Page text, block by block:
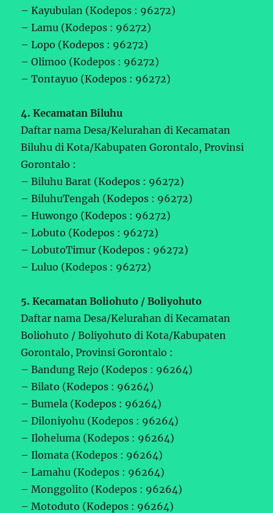
– Kayubulan (Kodepos : 96272)
– Lamu (Kodepos : 96272)
– Lopo (Kodepos : 96272)
– Olimoo (Kodepos : 96272)
– Tontayuo (Kodepos : 96272)
4. Kecamatan Biluhu
Daftar nama Desa/Kelurahan di Kecamatan
Biluhu di Kota/Kabupaten Gorontalo, Provinsi
Gorontalo :
– Biluhu Barat (Kodepos : 96272)
– BiluhuTengah (Kodepos : 96272)
– Huwongo (Kodepos : 96272)
– Lobuto (Kodepos : 96272)
– LobutoTimur (Kodepos : 96272)
– Luluo (Kodepos : 96272)
5. Kecamatan Boliohuto / Boliyohuto
Daftar nama Desa/Kelurahan di Kecamatan
Boliohuto / Boliyohuto di Kota/Kabupaten
Gorontalo, Provinsi Gorontalo :
– Bandung Rejo (Kodepos : 96264)
– Bilato (Kodepos : 96264)
– Bumela (Kodepos : 96264)
– Diloniyohu (Kodepos : 96264)
– Iloheluma (Kodepos : 96264)
– Ilomata (Kodepos : 96264)
– Lamahu (Kodepos : 96264)
– Monggolito (Kodepos : 96264)
– Motoduto (Kodepos : 96264)